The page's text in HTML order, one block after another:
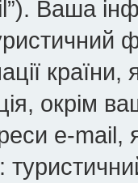
Ваша
окрім
e-mail,